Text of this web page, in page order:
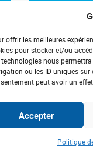
offrir les meilleures
pour stocker et/ou
technologies nous
ou les ID uniques sur
peut avoir un
Accepter
Politique
#Handicap